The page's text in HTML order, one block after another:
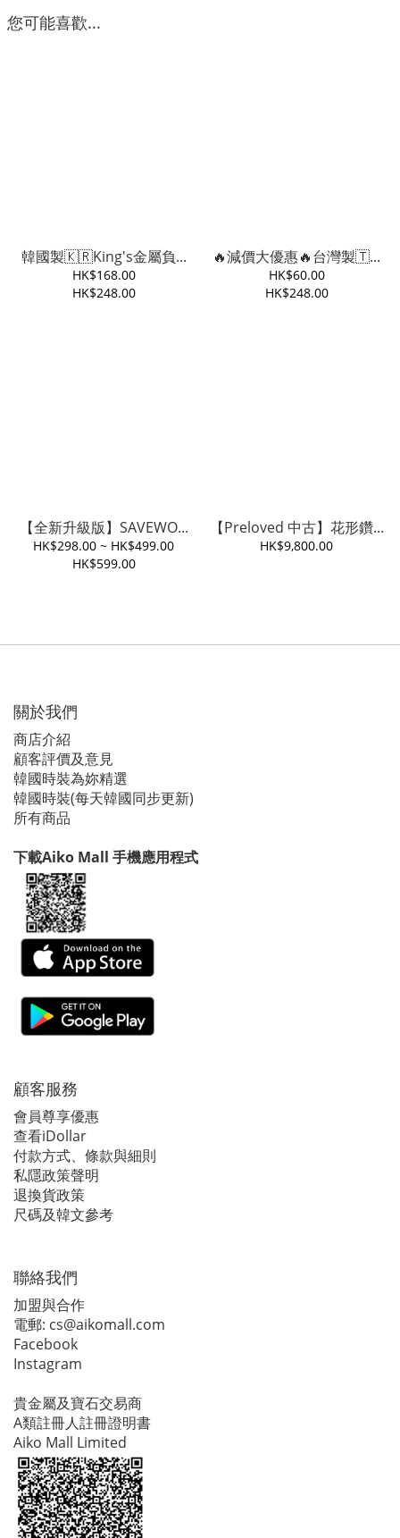
您可能喜歡...
韓國製🇰🇷King's金屬負...
HK$168.00
HK$248.00
🔥減價大優惠🔥台灣製🇹...
HK$60.00
HK$248.00
【全新升級版】SAVEWO...
HK$298.00 ~ HK$499.00
HK$599.00
【Preloved 中古】花形鑽...
HK$9,800.00
關於我們
商店介紹
顧客評價及意見
韓國時裝為妳精選
韓國時裝(每天韓國同步更新)
所有商品
下載Aiko Mall 手機應用程式
顧客服務
會員尊享優惠
查看iDollar
付款方式、條款與細則
私隱政策聲明
退換貨政策
尺碼及韓文參考
聯絡我們
加盟與合作
電郵: cs@aikomall.com
Facebook
Instagram
貴金屬及寶石交易商
A類註冊人註冊證明書
Aiko Mall Limited